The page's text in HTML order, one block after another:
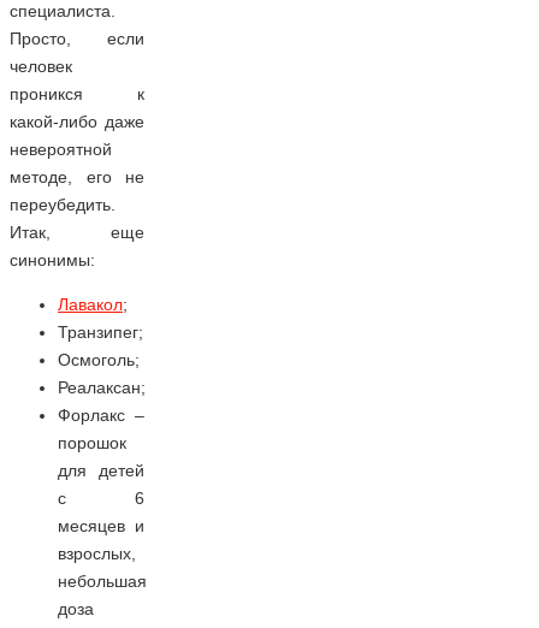
специалиста.
Просто, если
человек
проникся к
какой-либо даже
невероятной
методе, его не
переубедить.
Итак, еще
синонимы:
Лавакол;
Транзипег;
Осмоголь;
Реалаксан;
Форлакс –
порошок
для детей
с 6
месяцев и
взрослых,
небольшая
доза